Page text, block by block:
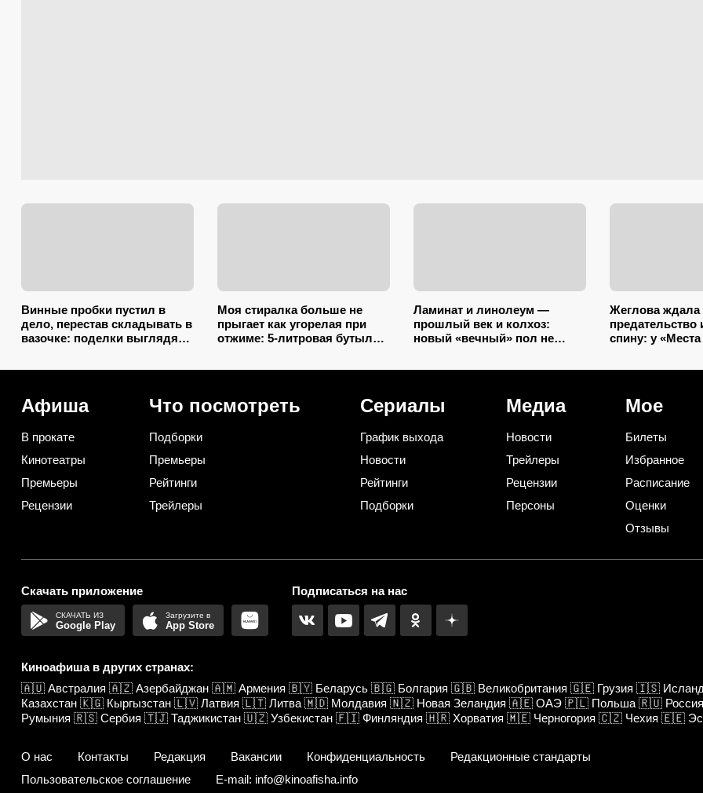
Винные пробки пустил в
дело, перестав складывать в
вазочке: поделки выглядят
Моя стиралка больше не
прыгает как угорелая при
отжиме: 5-литровая бутылка
Ламинат и линолеум —
прошлый век и колхоз:
новый «вечный» пол не
Жеглова
предательство
спину: у «Места
Афиша
В прокате
Кинотеатры
Премьеры
Рецензии
Что посмотреть
Подборки
Премьеры
Рейтинги
Трейлеры
Сериалы
График выхода
Новости
Рейтинги
Подборки
Медиа
Новости
Трейлеры
Рецензии
Персоны
Мое
Билеты
Избранное
Расписание
Оценки
Отзывы
Скачать приложение
Google Play App Store
Подписаться на нас
Киноафиша в других странах:
🇦🇺 Австралия 🇦🇿 Азербайджан 🇦🇲 Армения 🇧🇾 Беларусь 🇧🇬 Болгария 🇬🇧 Великобритания 🇬🇪 Грузия 🇮🇸
Казахстан 🇰🇬 Кыргызстан 🇱🇻 Латвия 🇱🇹 Литва 🇲🇩 Молдавия 🇳🇿 Новая Зеландия 🇦🇪 ОАЭ 🇵🇱 Польша 🇷🇺 Россия
Румыния 🇷🇸 Сербия 🇹🇯 Таджикистан 🇺🇿 Узбекистан 🇫🇮 Финляндия 🇭🇷 Хорватия 🇲🇪 Черногория 🇨🇿 Чехия 🇪🇪
О нас Контакты Редакция Вакансии Конфиденциальность
Редакционные стандарты
Пользовательское соглашение
E-mail: info@kinoafisha.info